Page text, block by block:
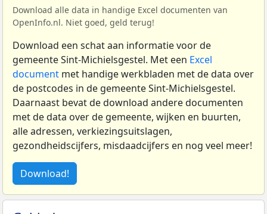
Download alle data in handige Excel documenten van
OpenInfo.nl. Niet goed, geld terug!
Download een schat aan informatie voor de
gemeente Sint-Michielsgestel. Met een Excel
document met handige werkbladen met de data over
de postcodes in de gemeente Sint-Michielsgestel.
Daarnaast bevat de download andere documenten
met de data over de gemeente, wijken en buurten,
alle adressen, verkiezingsuitslagen,
gezondheidscijfers, misdaadcijfers en nog veel meer!
Download!